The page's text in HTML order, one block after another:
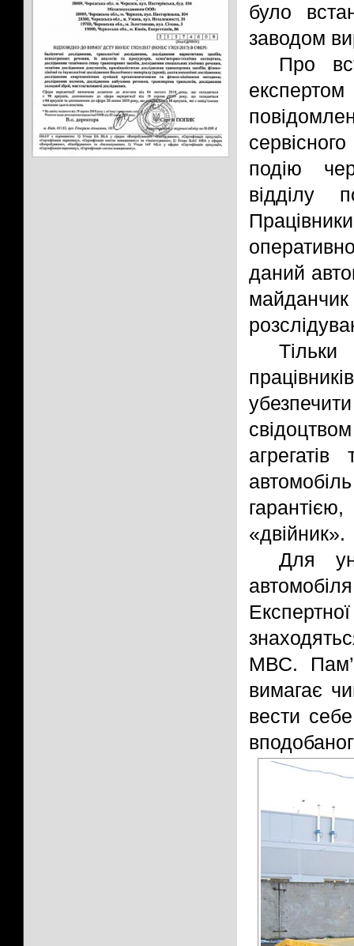
було
заводом
Про
подію
відділу
даний
«двійник».
Для
МВС.
вимагає
вести